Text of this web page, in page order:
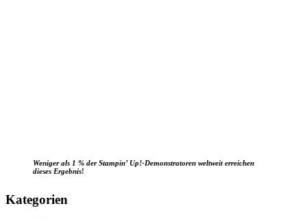
Weniger als 1 % der Stampin’ Up!-Demonstratoren weltweit erreichen
dieses Ergebnis!
Kategorien